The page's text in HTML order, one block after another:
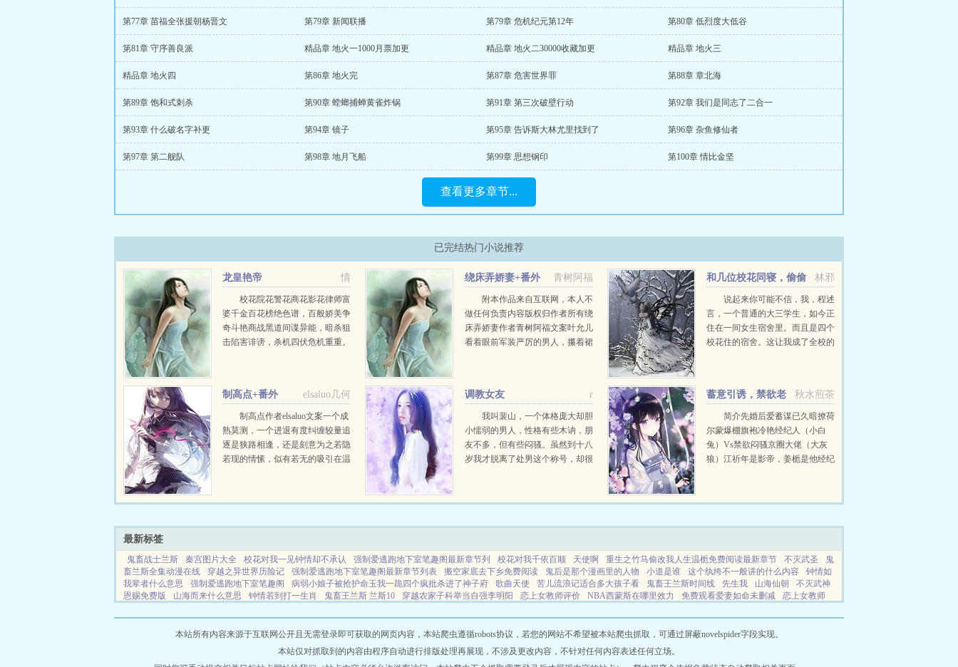
第77章 苗福全张援朝杨晋文 第79章 新闻联播 第79章 危机纪元第12年 第80章 低烈度大低谷
第81章 守序善良派 精品章 地火一1000月票加更 精品章 地火二30000收藏加更 精品章 地火三
精品章 地火四 第86章 地火完 第87章 危害世界罪 第88章 章北海
第89章 饱和式刺杀 第90章 螳螂捕蝉黄雀炸锅 第91章 第三次破壁行动 第92章 我们是同志了二合一
第93章 什么破名字补更 第94章 镜子 第95章 告诉斯大林尤里找到了 第96章 杂鱼修仙者
第97章 第二舰队 第98章 地月飞船 第99章 思想钢印 第100章 情比金坚
查看更多章节...
已完结热门小说推荐
情
龙皇艳帝
校花院花警花商花影花律师富
婆千金百花榜绝色谱，百般娇美争
奇斗艳商战黑道间谍异能，暗杀狙
击陷害诽谤，杀机四伏危机重重。
青树阿福
绕床弄娇妻+番外
附本作品来自互联网，本人不
做任何负责内容版权归作者所有绕
床弄娇妻作者青树阿福文案叶允儿
看着眼前军装严厉的男人，攥着裙
下身在她...
林邪
和几位校花同寝，偷偷
把她们都破处之后你告诉
我，有人是装睡？
说起来你可能不信，我，程述
言，一个普通的大三学生，如今正
住在一间女生宿舍里。而且是四个
校花住的宿舍。这让我成了全校的
们的身体，尽情探索她们最神...
elsaluo几何
制高点+番外
制高点作者elsaluo文案一个成
熟莫测，一个进退有度纠缠较量追
逐是狭路相逢，还是刻意为之若隐
若现的情愫，似有若无的吸引在温
角苏凌，霍斯维┃配角苏杭，吴
r
调教女友
我叫裴山，一个体格庞大却胆
小懦弱的男人，性格有些木讷，朋
友不多，但有些闷骚。虽然到十八
岁我才脱离了处男这个称号，却很
是念了一所中专，希望以后能够有
秋水煎茶
蓄意引诱，禁欲老
公他又野又撩
简介先婚后爱蓄谋已久暗撩荷
尔蒙爆棚旗袍冷艳经纪人（小白
兔）Vs禁欲闷骚京圈大佬（大灰
狼）江祈年是影帝，姜栀是他经纪
友要是觉得蓄意引诱，禁欲老公他
最新标签
鬼畜战士兰斯 秦宫图片大全 校花对我一见钟情却不承认 强制爱逃跑地下室笔趣阁最新章节列 校花对我千依百顺 天使啊 重生之竹马偷改我人生温栀免费阅读最新章节 不灭武圣
鬼
畜兰斯全集动漫在线
穿越之异世界历险记 强制爱逃跑地下室笔趣阁最新章节列表 搬空家底去下乡免费阅读 鬼后是那个漫画里的人物 小道是谁 这个纨绔不一般讲的什么内容
钟情如
我辈者什么意思
强制爱逃跑地下室笔趣阁 病弱小娘子被抢护命玉我一跪四个疯批杀进了神子府 歌曲天使 苦儿流浪记适合多大孩子看 鬼畜王兰斯时间线 先生我 山海仙朝
不灭武神
恩赐免费版
山海而来什么意思 钟情若到打一生肖 鬼畜王兰斯 兰斯10 穿越农家子科举当自强李明阳 恋上女教师评价 NBA西蒙斯在哪里效力 免费观看爱妻如命未删减
恋上女教师
尽于此海始于斯
强制爱逃跑双楠 黑领是什么 不灭武神全集 出小道出茶道出大道下一句是什么 强制爱逃跑最新章节更新 天使依存 西蒙斯宣布要重返NBA 天使Z
重生之竹马别过
深圳市凯强电子有限公司 云溪小说 招纳小说 瑞南小说 牛火小说 万华小说 顶刊小说 浅屏小说 金钥小说 星讯小说 锦翠小说 葵翠小说 浅翠小说 公子阅书
天人小说 吉他小说 婚纱小说 腾舟小说 爱读快车 栖霞小说 瑞读小说 机器小说 润城小说 淘书小说 茶曾小说
本站所有内容来源于互联网公开且无需登录即可获取的网页内容，本站爬虫遵循robots协议，若您的网站不希望被本站爬虫抓取，可通过屏蔽novelspider字段实现。
本站仅对抓取到的内容由程序自动进行排版处理再展现，不涉及更改内容，不针对任何内容表述任何立场。